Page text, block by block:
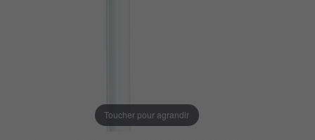
Toucher pour agrandir